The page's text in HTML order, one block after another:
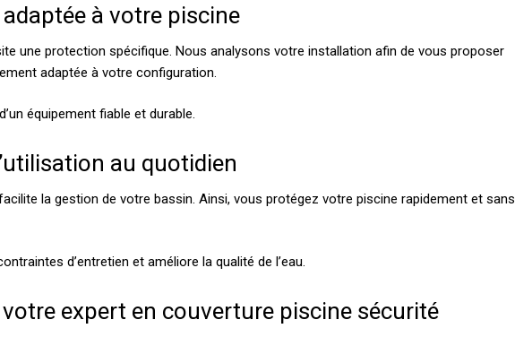
à votre piscine
une protection spécifique. Nous analysons votre installation afin de vous proposer
adaptée à votre configuration.
équipement fiable et durable.
au quotidien
la gestion de votre bassin. Ainsi, vous protégez votre piscine rapidement et sans
d’entretien et améliore la qualité de l’eau.
votre expert en couverture piscine sécurité